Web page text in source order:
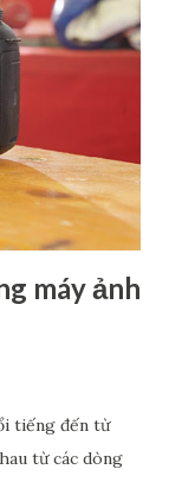
máy ảnh
tiếng đến từ
từ các dòng